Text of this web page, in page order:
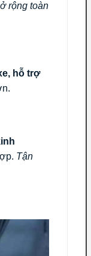
rộng toàn
hỗ trợ
Tận